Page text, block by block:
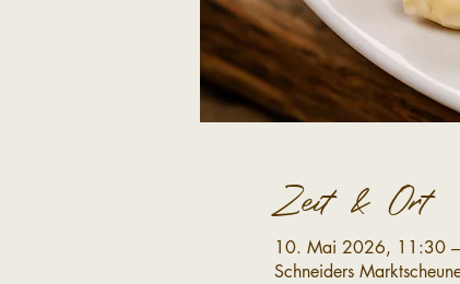
Zeit & Ort
10. Mai 2026, 11:30
Schneiders